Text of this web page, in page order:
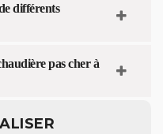
différents
pas cher à